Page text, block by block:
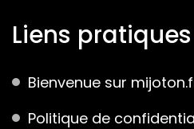
Liens pratiques
Bienvenue sur
Politique de